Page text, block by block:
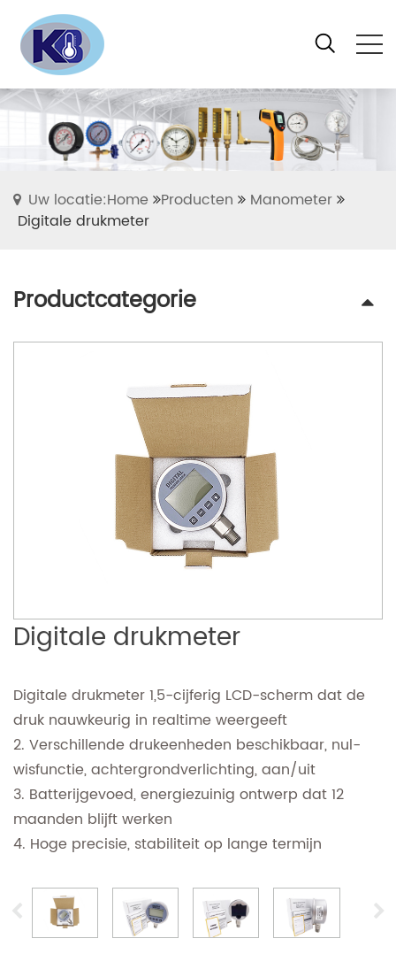
Uw locatie:Home Producten
Manometer
Digitale drukmeter
Productcategorie
Digitale drukmeter
Digitale drukmeter 1,5-cijferig LCD-scherm dat de
druk nauwkeurig in realtime weergeeft
2. Verschillende drukeenheden beschikbaar, nul-
wisfunctie, achtergrondverlichting, aan/uit
3. Batterijgevoed, energiezuinig ontwerp dat 12
maanden blijft werken
4. Hoge precisie, stabiliteit op lange termijn